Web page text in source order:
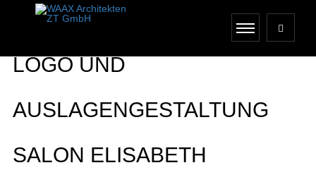
LOGO UND
AUSLAGENGESTALTUNG
SALON ELISABETH